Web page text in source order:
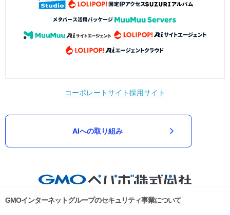
コーポレートサイト採用サイト
AIへの取り組み
GMOインターネットグループのセキュリティ事業について